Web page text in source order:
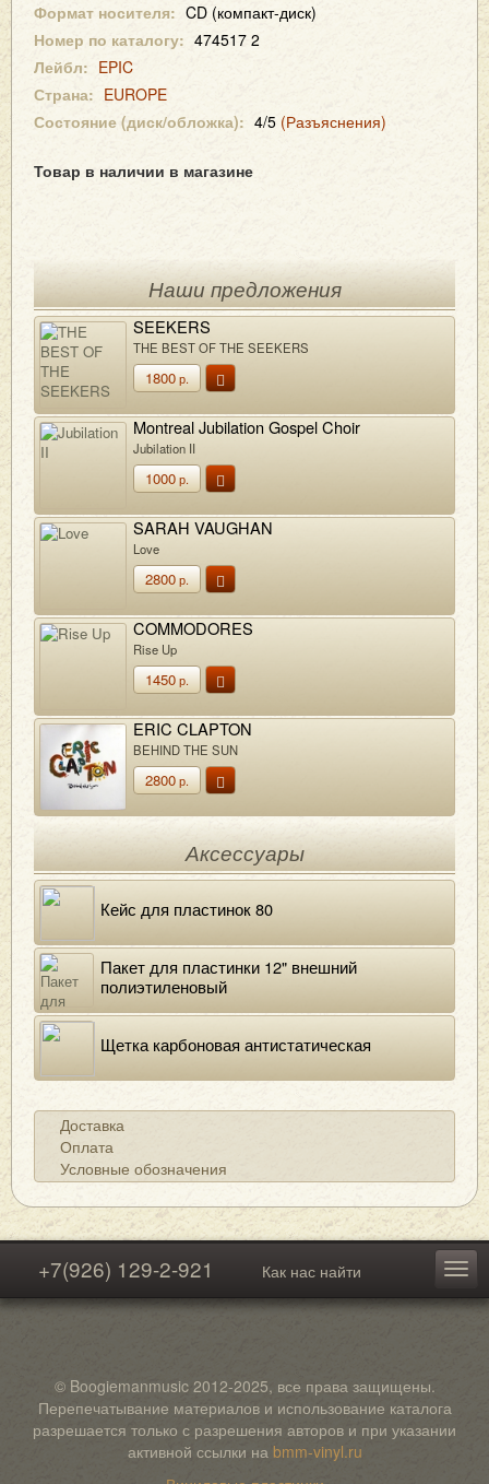
Формат носителя: CD (компакт-диск)
Номер по каталогу: 474517 2
Лейбл: EPIC
Страна: EUROPE
Состояние (диск/обложка): 4/5 (Разъяснения)
Товар в наличии в магазине
Наши предложения
SEEKERS
THE BEST OF THE SEEKERS
1800р.
Montreal Jubilation Gospel Choir
Jubilation II
1000р.
SARAH VAUGHAN
Love
2800р.
COMMODORES
Rise Up
1450р.
ERIC CLAPTON
BEHIND THE SUN
2800р.
Аксессуары
Кейс для пластинок 80
Пакет для пластинки 12" внешний
полиэтиленовый
Щетка карбоновая антистатическая
Доставка
Оплата
Условные обозначения
+7(926) 129-2-921 Как нас найти
© Boogiemanmusic 2012-2025, все права защищены.
Перепечатывание материалов и использование каталога
разрешается только с разрешения авторов и при указании
активной ссылки на bmm-vinyl.ru